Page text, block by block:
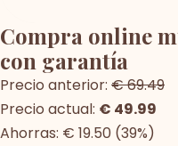
Compra online
con garantía
Precio anterior: € 69.49
Precio actual: € 49.99
Ahorras: € 19.50 (39%)